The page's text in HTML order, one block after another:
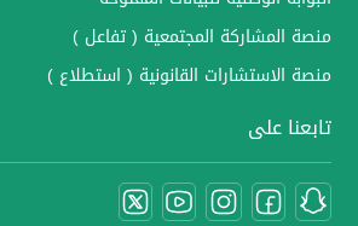
منصة المشاركة المجتمعية ( تفاعل )
منصة الاستشارات القانونية ( استطلاع )
تابعنا على